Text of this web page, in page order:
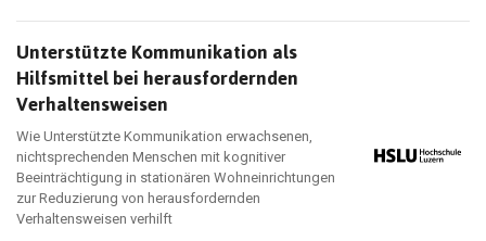
Unterstützte Kommunikation als
Hilfsmittel bei herausfordernden
Verhaltensweisen
Wie Unterstützte Kommunikation erwachsenen,
nichtsprechenden Menschen mit kognitiver
Beeinträchtigung in stationären Wohneinrichtungen
zur Reduzierung von herausfordernden
Verhaltensweisen verhilft